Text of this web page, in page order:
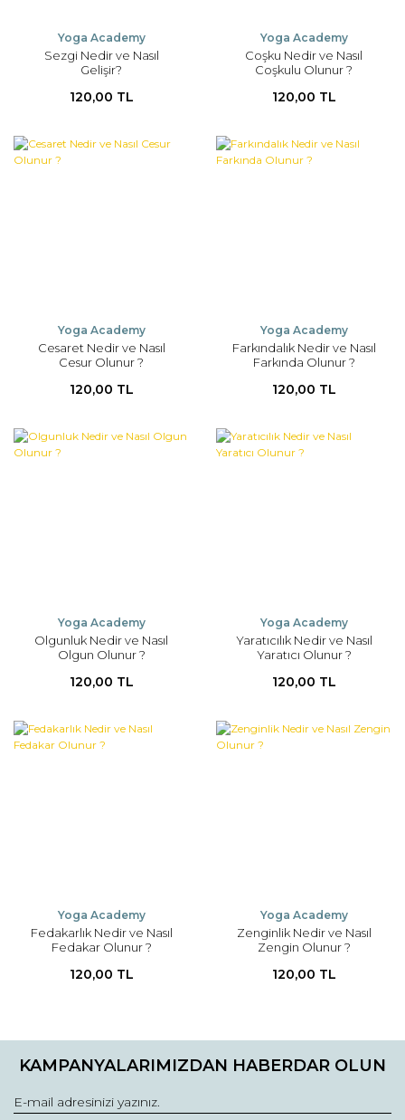
Yoga Academy
Sezgi Nedir ve Nasıl
Gelişir?
120,00 TL
Yoga Academy
Coşku Nedir ve Nasıl
Coşkulu Olunur ?
120,00 TL
Yoga Academy
Cesaret Nedir ve Nasıl
Cesur Olunur ?
120,00 TL
Yoga Academy
Farkındalık Nedir ve Nasıl
Farkında Olunur ?
120,00 TL
Yoga Academy
Olgunluk Nedir ve Nasıl
Olgun Olunur ?
120,00 TL
Yoga Academy
Yaratıcılık Nedir ve Nasıl
Yaratıcı Olunur ?
120,00 TL
Yoga Academy
Fedakarlık Nedir ve Nasıl
Fedakar Olunur ?
120,00 TL
Yoga Academy
Zenginlik Nedir ve Nasıl
Zengin Olunur ?
120,00 TL
KAMPANYALARIMIZDAN HABERDAR OLUN